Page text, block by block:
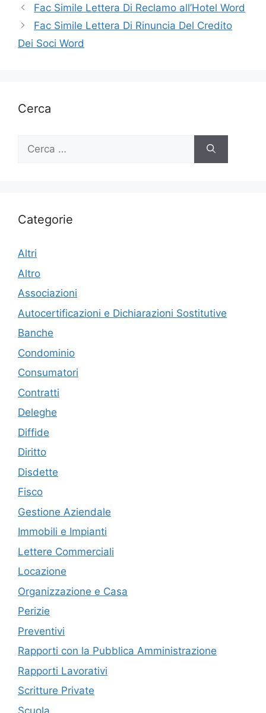
Fac Simile Lettera Di Reclamo all’Hotel Word
Fac Simile Lettera Di Rinuncia Del Credito
Dei Soci Word
Cerca
Ricerca
Categorie
Altri
Altro
Associazioni
Autocertificazioni e Dichiarazioni Sostitutive
Banche
Condominio
Consumatori
Contratti
Deleghe
Diffide
Diritto
Disdette
Fisco
Gestione Aziendale
Immobili e Impianti
Lettere Commerciali
Locazione
Organizzazione e Casa
Perizie
Preventivi
Rapporti con la Pubblica Amministrazione
Rapporti Lavorativi
Scritture Private
Scuola